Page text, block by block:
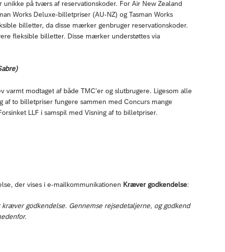
på tværs af reservationskoder. For Air New Zealand
Works Deluxe-billetpriser (AU-NZ) og Tasman Works
billetter, da disse mærker genbruger reservationskoder.
fleksible billetter. Disse mærker understøttes via
modtaget af både TMC'er og slutbrugere. Ligesom alle
to billetpriser fungere sammen med Concurs mange
LLF i samspil med Visning af to billetpriser.
der vises i e-mailkommunikationen Kræver godkendelse:
godkendelse. Gennemse rejsedetaljerne, og godkend